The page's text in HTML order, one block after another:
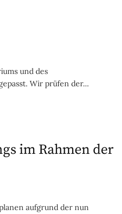
und des
Wir prüfen der...
im Rahmen der
aufgrund der nun